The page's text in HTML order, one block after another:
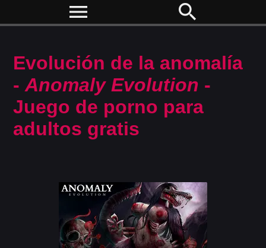
menu search
Evolución de la anomalía
-Anomaly Evolution -
Juego de porno para
adultos gratis